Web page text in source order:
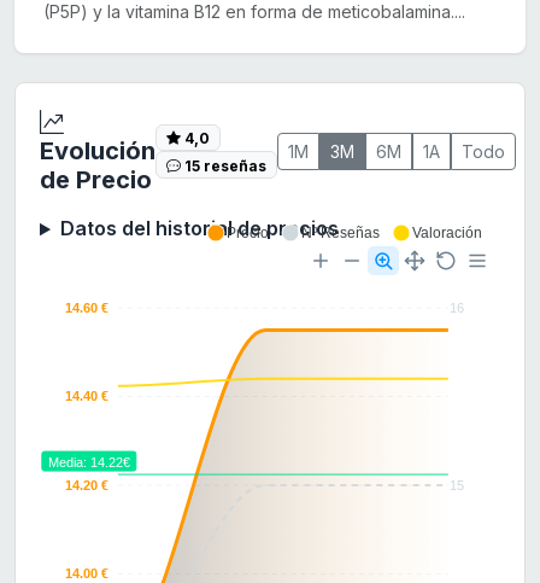
(P5P) y la vitamina B12 en forma de meticobalamina....
Evolución
de Precio
4,0
15 reseñas
1M 3M 6M 1A Todo
Datos del historial de precios
16
15
14.60 €
14.40 €
14.20 €
14.00 €
Media: 14.22€
Precio Nº Reseñas Valoración